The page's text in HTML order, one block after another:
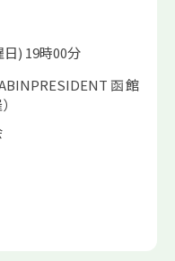
) 19時00分
函館